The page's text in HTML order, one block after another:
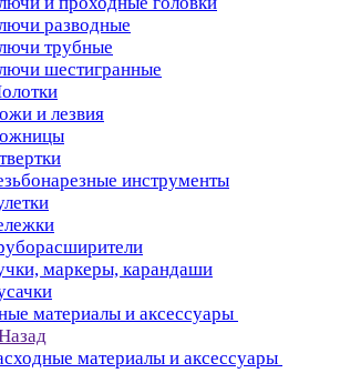
разводные
трубные
шестигранные
и лезвия
инструменты
маркеры, карандаши
материалы и аксессуары
материалы и аксессуары